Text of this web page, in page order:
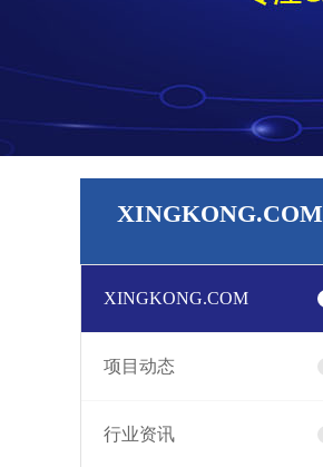
XINGKONG.COM
XINGKONG.COM
项目动态
行业资讯